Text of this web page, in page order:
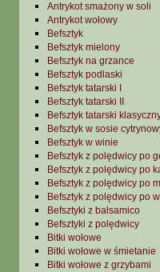
Antrykot smażony w soli
Antrykot wołowy
Befsztyk
Befsztyk mielony
Befsztyk na grzance
Befsztyk podlaski
Befsztyk tatarski I
Befsztyk tatarski II
Befsztyk tatarski
Befsztyk w sosie
Befsztyk w winie
Befsztyk z polędwicy po
Befsztyk z polędwicy po
Befsztyk z polędwicy po
Befsztyk z polędwicy po
Befsztyki z balsamico
Befsztyki z polędwicy
Bitki wołowe
Bitki wołowe w śmietanie
Bitki wołowe z grzybami